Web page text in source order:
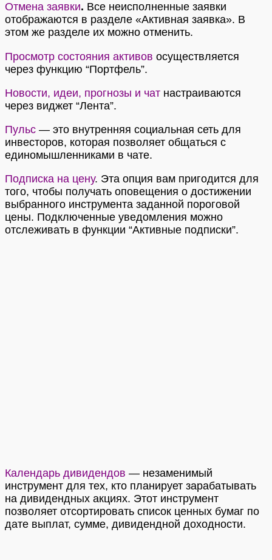
Отмена заявки. Все неисполненные заявки
отображаются в разделе «Активная заявка». В
этом же разделе их можно отменить.
Просмотр состояния активов осуществляется
через функцию “Портфель”.
Новости, идеи, прогнозы и чат настраиваются
через виджет “Лента”.
Пульс — это внутренняя социальная сеть для
инвесторов, которая позволяет общаться с
единомышленниками в чате.
Подписка на цену. Эта опция вам пригодится для
того, чтобы получать оповещения о достижении
выбранного инструмента заданной пороговой
цены. Подключенные уведомления можно
отслеживать в функции “Активные подписки”.
Календарь дивидендов — незаменимый
инструмент для тех, кто планирует зарабатывать
на дивидендных акциях. Этот инструмент
позволяет отсортировать список ценных бумаг по
дате выплат, сумме, дивидендной доходности.